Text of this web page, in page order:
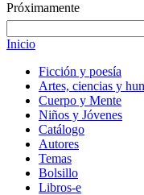
Próximamente
Inicio
Ficción y poesía
Artes, ciencias y
Cuerpo y Mente
Niños y Jóvenes
Catálogo
Autores
Temas
Bolsillo
Libros-e